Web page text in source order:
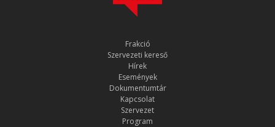
Frakció
Szervezeti kereső
Hírek
Események
Dokumentumtár
Kapcsolat
Szervezet
Program